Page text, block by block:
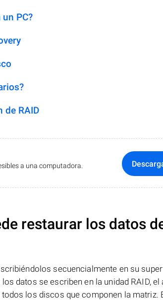
PC?
de RAID
a una computadora.
restaurar los datos
secuencialmente en su
datos se escriben en la unidad RAID, el
los discos que componen la matriz.